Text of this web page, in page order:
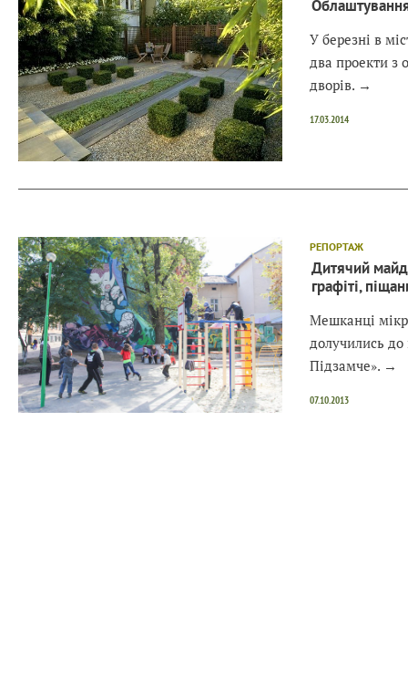
У березні в
два проекти з
дворів. →
17.03.2014
РЕПОРТАЖ
Дитячий
графіті,
Мешканці
долучились до
Підзамче». →
07.10.2013